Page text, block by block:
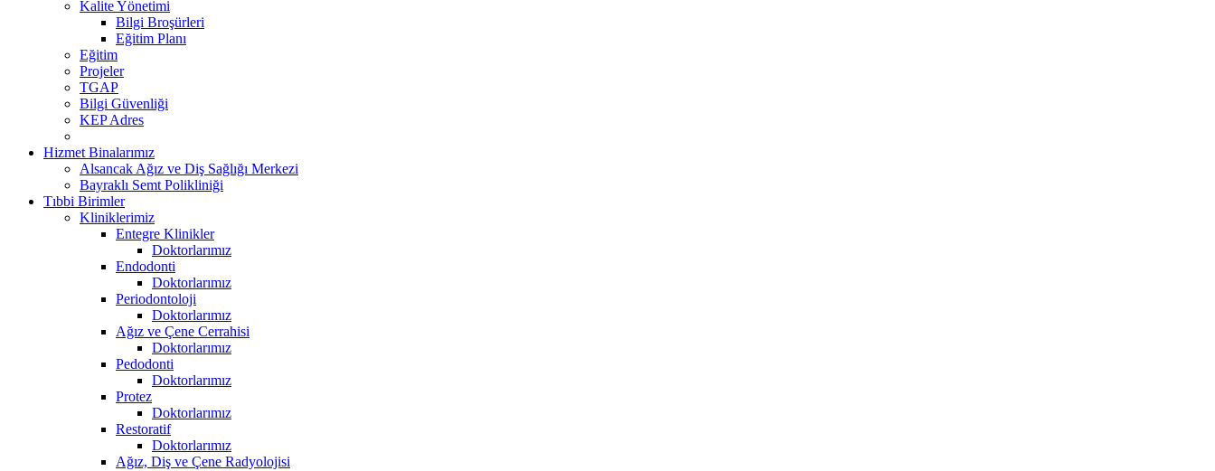
Kalite Yönetimi
Bilgi Broşürleri
Eğitim Planı
Eğitim
Projeler
TGAP
Bilgi Güvenliği
KEP Adres
Hizmet Binalarımız
Alsancak Ağız ve Diş Sağlığı Merkezi
Bayraklı Semt Polikliniği
Tıbbi Birimler
Kliniklerimiz
Entegre Klinikler
Doktorlarımız
Endodonti
Doktorlarımız
Periodontoloji
Doktorlarımız
Ağız ve Çene Cerrahisi
Doktorlarımız
Pedodonti
Doktorlarımız
Protez
Doktorlarımız
Restoratif
Doktorlarımız
Ağız, Diş ve Çene Radyolojisi